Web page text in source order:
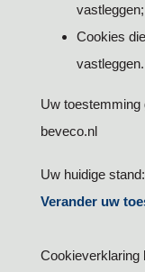
vastleggen;
Cookies
vastleggen.
Uw toestemming
beveco.nl
Uw huidige
Verander uw
Cookieverklaring